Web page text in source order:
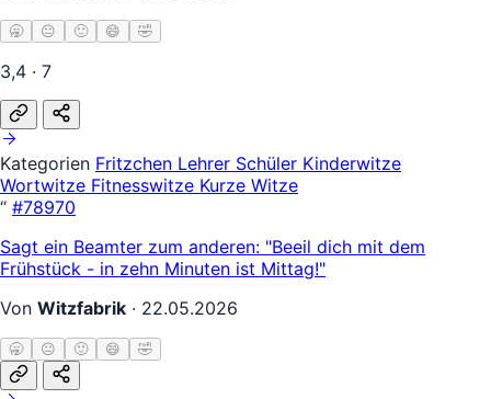
🥱 😐 🙂 😄 🤣
3,4 · 7
Kategorien Fritzchen Lehrer Schüler Kinderwitze
Wortwitze Fitnesswitze Kurze Witze
“ #78970
Sagt ein Beamter zum anderen: "Beeil dich mit dem
Frühstück - in zehn Minuten ist Mittag!"
Von Witzfabrik · 22.05.2026
🥱 😐 🙂 😄 🤣